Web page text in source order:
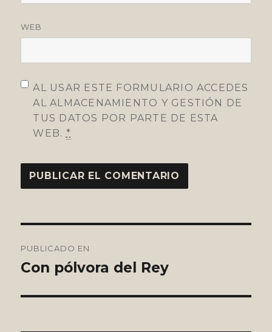
WEB
AL USAR ESTE FORMULARIO ACCEDES
AL ALMACENAMIENTO Y GESTIÓN DE
TUS DATOS POR PARTE DE ESTA
WEB. *
de
PUBLICADO EN
Con pólvora del Rey